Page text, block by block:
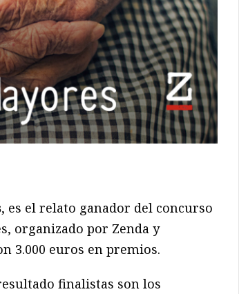
, es el relato ganador del concurso
organizado por Zenda y
3.000 euros en premios.
finalistas son los